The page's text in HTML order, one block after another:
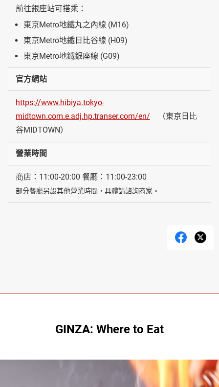
前往銀座站可搭乘：
東京Metro地鐵丸之內線 (M16)
東京Metro地鐵日比谷線 (H09)
東京Metro地鐵銀座線 (G09)
官方網站
https://www.hibiya.tokyo-
midtown.com.e.adj.hp.transer.com/en/ （東京日比
谷MIDTOWN）
營業時間
商店：11:00-20:00 餐廳：11:00-23:00
部分餐廳另設其他營業時間，具體請諮詢商家。
GINZA: Where to Eat